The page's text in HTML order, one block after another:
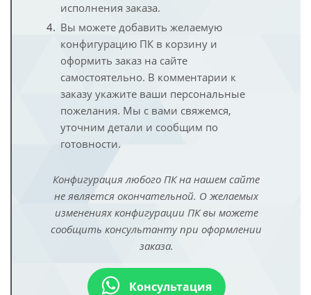
исполнения заказа.
Вы можете добавить желаемую
конфигурацию ПК в корзину и
оформить заказ на сайте
самостоятельно. В комментарии к
заказу укажите ваши персональные
пожелания. Мы с вами свяжемся,
уточним детали и сообщим по
готовности.
Конфигурация любого ПК на нашем сайте
не является окончательной. О желаемых
изменениях конфигурации ПК вы можете
сообщить консультанту при оформлении
заказа.
Консультация